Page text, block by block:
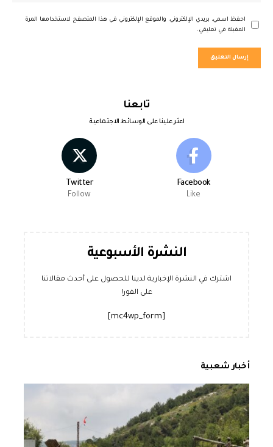
احفظ اسمي، بريدي الإلكتروني، والموقع الإلكتروني في هذا المتصفح لاستخدامها المرة
المقبلة في تعليقي.
تابعنا
اعثر علينا على الوسائط الاجتماعية
Facebook
Like
Twitter
Follow
النشرة الأسبوعية
اشترك في النشرة الإخبارية لدينا للحصول على أحدث مقالاتنا
على الفور!
أخبار شعبية